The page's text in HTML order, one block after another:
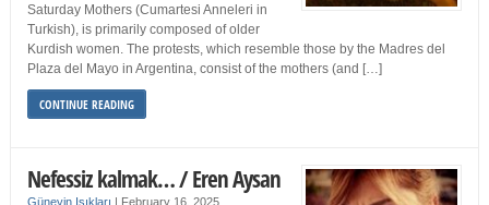
Saturday Mothers (Cumartesi Anneleri in
Turkish), is primarily composed of older
Kurdish women. The protests, which resemble those by the Madres del
Plaza del Mayo in Argentina, consist of the mothers (and […]
CONTINUE READING
Nefessiz kalmak… / Eren Aysan
Güneyin Işıkları | February 16, 2025